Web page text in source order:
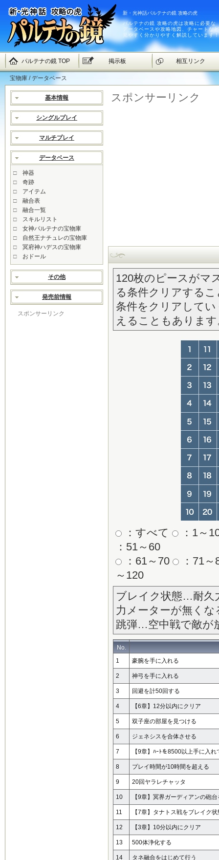
新・光神話パルテナの鏡 攻略の虎
パルテナの鏡 攻略の虎は攻略に必要な
データベースや攻略地図、チャートな
見やすく分かりやすく解説しています！
宝物庫 / データベース
基本情報
シングルプレイ
マルチプレイ
データベース
□ 神器
□ 奇跡
□ アイテム
□ 融合表
□ 融合一覧
□ スキルリスト
□ 女神パルテナの宝物庫
□ 自然王ナチュレの宝物庫
□ 冥府神ハデスの宝物庫
□ おドール
その他
発売前情報
スポンサーリンク
スポンサーリンク
120枚のピースがマ
る条件クリアする
条件をクリアして
えることもありま
：すべて
：1～
：51～60
：61～70
：71～
～120
ブレイク状態…耐久
力メーターが無くな
跳弾…空中戦で敵が
No.
1
豪腕を手に入れる
2 神弓を手に入れる
3 回避を計50回する
4 【6章】12分以内にクリア
5 双子座の部屋を見つける
6 ジェネシスを合体させる
7 【9章】ﾊｰﾄを8500以上手に入
8 プレイ時間が10時間を超える
9 20回ヤラレチャッタ
10 【9章】冥界ガーディアンの砲
11 【7章】タナトス戦をブレイク
12 【3章】10分以内にクリア
13 500体浄化する
14 タネ融合をはじめて行う
パルテナの鏡 TOP 掲示板 相互リンク